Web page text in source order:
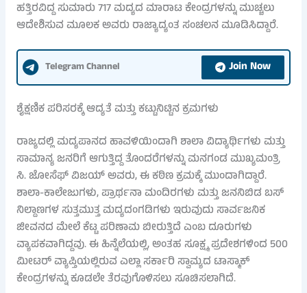
ಹತ್ತಿರವಿದ್ದ ಸುಮಾರು 717 ಮದ್ಯದ ಮಾರಾಟ ಕೇಂದ್ರಗಳನ್ನು ಮುಚ್ಚಲು
ಆದೇಶಿಸುವ ಮೂಲಕ ಅವರು ರಾಜ್ಯಾದ್ಯಂತ ಸಂಚಲನ ಮೂಡಿಸಿದ್ದಾರೆ.
Telegram Channel Join Now
ಶೈಕ್ಷಣಿಕ ಪರಿಸರಕ್ಕೆ ಆದ್ಯತೆ ಮತ್ತು ಕಟ್ಟುನಿಟ್ಟಿನ ಕ್ರಮಗಳು
ರಾಜ್ಯದಲ್ಲಿ ಮದ್ಯಪಾನದ ಹಾವಳಿಯಿಂದಾಗಿ ಶಾಲಾ ವಿದ್ಯಾರ್ಥಿಗಳು ಮತ್ತು
ಸಾಮಾನ್ಯ ಜನರಿಗೆ ಆಗುತ್ತಿದ್ದ ತೊಂದರೆಗಳನ್ನು ಮನಗಂಡ ಮುಖ್ಯಮಂತ್ರಿ
ಸಿ. ಜೋಸೆಫ್ ವಿಜಯ್ ಅವರು, ಈ ಕಠಿಣ ಕ್ರಮಕ್ಕೆ ಮುಂದಾಗಿದ್ದಾರೆ.
ಶಾಲಾ-ಕಾಲೇಜುಗಳು, ಪ್ರಾರ್ಥನಾ ಮಂದಿರಗಳು ಮತ್ತು ಜನನಿಬಿಡ ಬಸ್
ನಿಲ್ದಾಣಗಳ ಸುತ್ತಮುತ್ತ ಮದ್ಯದಂಗಡಿಗಳು ಇರುವುದು ಸಾರ್ವಜನಿಕ
ಜೀವನದ ಮೇಲೆ ಕೆಟ್ಟ ಪರಿಣಾಮ ಬೀರುತ್ತಿದೆ ಎಂಬ ದೂರುಗಳು
ವ್ಯಾಪಕವಾಗಿದ್ದವು. ಈ ಹಿನ್ನೆಲೆಯಲ್ಲಿ, ಅಂತಹ ಸೂಕ್ಷ್ಮ ಪ್ರದೇಶಗಳಿಂದ 500
ಮೀಟರ್ ವ್ಯಾಪ್ತಿಯಲ್ಲಿರುವ ಎಲ್ಲಾ ಸರ್ಕಾರಿ ಸ್ವಾಮ್ಯದ ಟಾಸ್ಮಾಕ್
ಕೇಂದ್ರಗಳನ್ನು ಕೂಡಲೇ ತೆರವುಗೊಳಿಸಲು ಸೂಚಿಸಲಾಗಿದೆ.